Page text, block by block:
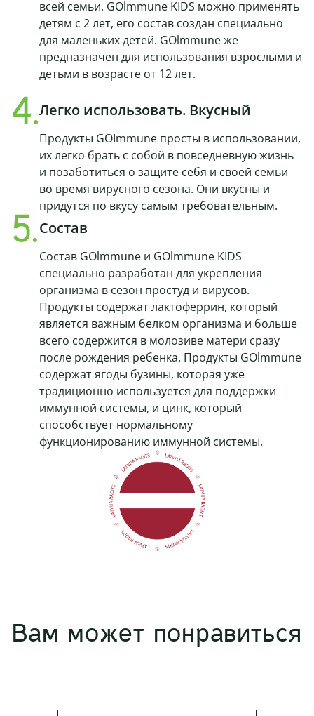
всей семьи. GOlmmune KIDS можно применять
детям с 2 лет, его состав создан специально
для маленьких детей. GOlmmune же
предназначен для использования взрослыми и
детьми в возрасте от 12 лет.
Легко использовать. Вкусный
Продукты GOImmune просты в использовании,
их легко брать с собой в повседневную жизнь
и позаботиться о защите себя и своей семьи
во время вирусного сезона. Они вкусны и
придутся по вкусу самым требовательным.
Состав
Состав GOlmmune и GOlmmune KIDS
специально разработан для укрепления
организма в сезон простуд и вирусов.
Продукты содержат лактоферрин, который
является важным белком организма и больше
всего содержится в молозиве матери сразу
после рождения ребенка. Продукты GOlmmune
содержат ягоды бузины, которая уже
традиционно используется для поддержки
иммунной системы, и цинк, который
способствует нормальному
функционированию иммунной системы.
Вам может понравиться